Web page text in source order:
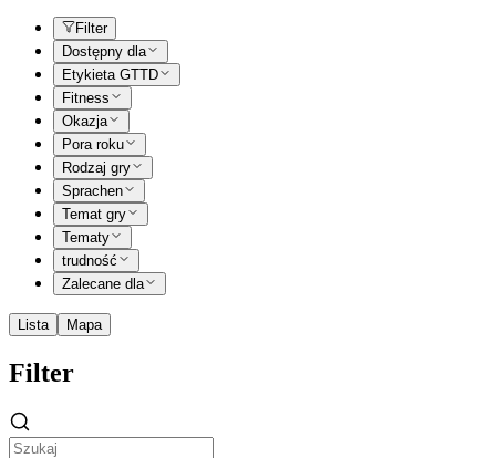
Filter
Dostępny dla
Etykieta GTTD
Fitness
Okazja
Pora roku
Rodzaj gry
Sprachen
Temat gry
Tematy
trudność
Zalecane dla
Lista Mapa
Filter